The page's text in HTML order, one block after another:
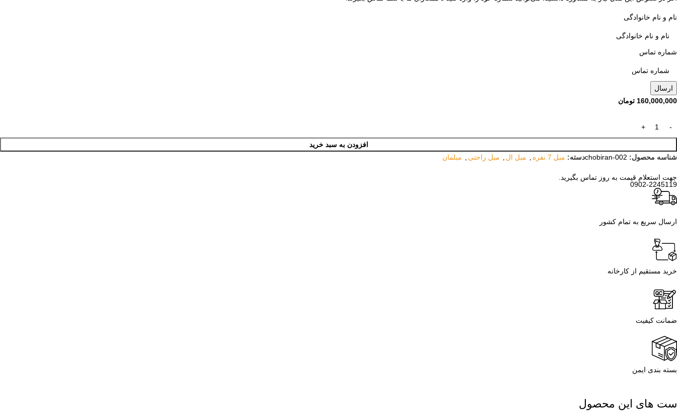
نام و نام خانوادگی
شماره تماس
160,000,000 تومان
افزودن به سبد خرید
شناسه محصول: chobiran-002دسته: مبل 7 نفره مبل ال مبل راحتی مبلمان
جهت استعلام قیمت به روز تماس بگیرید.
0902-2245119
ارسال سریع به تمام کشور
خرید مستقیم از کارخانه
ضمانت کیفیت
بسته بندی ایمن
ست های این محصول